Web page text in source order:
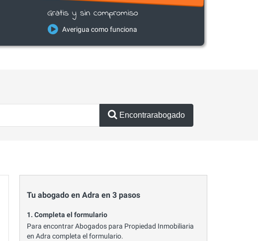
Gratis y sin compromiso
Averigua como funciona
Encontrarabogado
Tu abogado en Adra en 3 pasos
1. Completa el formulario
Para encontrar Abogados para Propiedad Inmobiliaria
en Adra completa el formulario.